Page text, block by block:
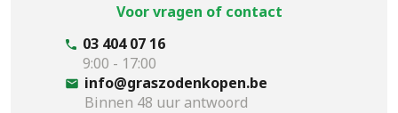
Voor vragen of contact
03 404 07 16
9:00 - 17:00
info@graszodenkopen.be
Binnen 48 uur antwoord